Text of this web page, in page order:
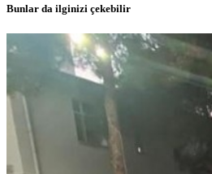
Bunlar da ilginizi çekebilir